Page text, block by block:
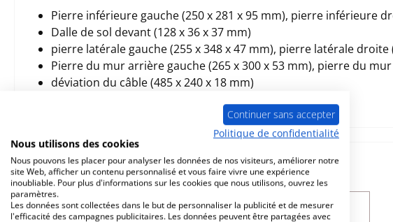
Pierre inférieure gauche (250 x 281 x 95 mm), pierre inférieure
Dalle de sol devant (128 x 36 x 37 mm)
pierre latérale gauche (255 x 348 x 47 mm), pierre latérale droite
Pierre du mur arrière gauche (265 x 300 x 53 mm), pierre du
déviation du câble (485 x 240 x 18 mm)
Prod. similaires
Ignorer la galerie de produits
Seul 4 disponible
Seul 5 disponible
Continuer sans accepter
Politique de confidentialité
Nous utilisons des cookies
Nous pouvons les placer pour analyser les données de nos visiteurs, améliorer notre
site Web, afficher un contenu personnalisé et vous faire vivre une expérience
inoubliable. Pour plus d'informations sur les cookies que nous utilisons, ouvrez les
paramètres.
Les données sont collectées dans le but de personnaliser la publicité et de mesurer
l'efficacité des campagnes publicitaires. Les données peuvent être partagées avec